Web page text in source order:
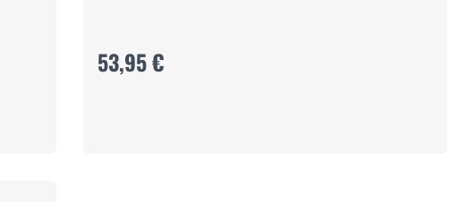
53,95 €